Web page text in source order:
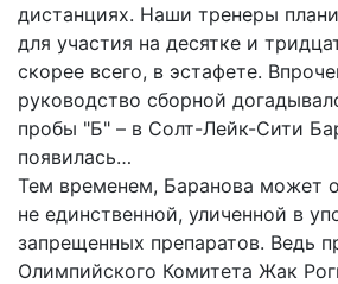
дистанциях. Наши тренеры
для участия на десятке и
скорее всего, в эстафете.
руководство сборной
пробы "Б" – в Солт-Лейк-Сити
появилась…
Тем временем, Баранова может
не единственной, уличенной в
запрещенных препаратов. Ведь
Олимпийского Комитета Жак